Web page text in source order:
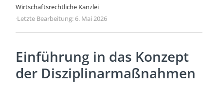
Wirtschaftsrechtliche Kanzlei
·Letzte Bearbeitung: 6. Mai 2026
Einführung in das Konzept
der Disziplinarmaßnahmen